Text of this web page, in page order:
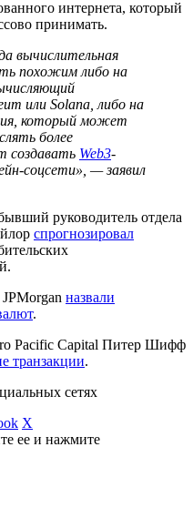
интернета, который
принимать.
вычислительная
похожим либо на
или Solana, либо на
который может
более
создавать Web3-
соцсети», — заявил
руководитель отдела
спрогнозировал
назвали
.
Pacific Capital Питер Шифф
транзакции.
сетях
X
ее и нажмите